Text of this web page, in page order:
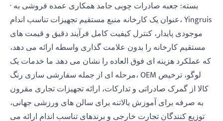
· بسته: جعبه صادرات چوبی جامد همکاری عمده فروشی به
عنوان یک کارخانه منبع مستقیم تجهیزات تناسب اندام، Yingruis
موجودی پایدار، کنترل کیفیت کامل فرآیند دقیق و قیمت های
مستقیم کارخانه را بدون علامت گذاری واسطه ارائه می دهد،
که عملکرد هزینه ای فوق العاده را نشان می دهد. ما خدمات یک
مرحله ای از جمله سفارشی سازی رنگ، OEM لوگو، ترخیص
کالا از گمرک صادراتی و تدارکات، ارائه تجهیزات تجاری مقرون
به صرفه برای آموزش بالاتنه برای سالن های ورزشی جهانی،
توزیع کنندگان تجارت خارجی و برندهای تناسب اندام ارائه می